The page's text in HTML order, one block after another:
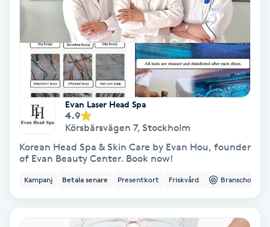
Fet hårbotten
Fettreducering
Fibromassage
Fillers
Fotmassage
Fotsvamp
Evan Laser Head Spa
4.9
Körsbärsvägen 7, Stockholm
Korean Head Spa & Skin Care by Evan Hou, founder
of Evan Beauty Center. Book now!
Kampanj Betala senare Presentkort Friskvård Branschorg.